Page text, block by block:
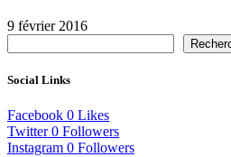
9 février 2016
Social Links
Facebook 0 Likes
Twitter 0 Followers
Instagram 0 Followers